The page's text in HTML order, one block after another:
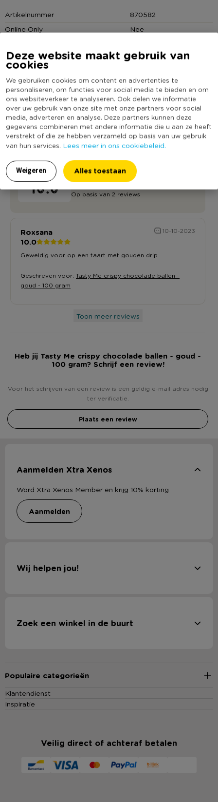
Deze website maakt gebruik van
cookies
We gebruiken cookies om content en advertenties te
personaliseren, om functies voor social media te bieden en om
ons websiteverkeer te analyseren. Ook delen we informatie
over uw gebruik van onze site met onze partners voor social
media, adverteren en analyse. Deze partners kunnen deze
gegevens combineren met andere informatie die u aan ze heeft
verstrekt of die ze hebben verzameld op basis van uw gebruik
van hun services. Lees meer in ons cookiebeleid.
Weigeren Alles toestaan
Artikelnummer
870582
Online Only
Nee
Merk
Tasty Me
Duurzaamheidsscore
bekend
Reviews
10.0 Op basis van 2 reviews
Roxsana 10-10-2023
10.0
Geweldig voor op een taart met gouden drip
Geschreven voor: Tasty Me crispy chocolade ballen -
goud - 100 gram
Toon meer reviews
Heb jij Tasty Me crispy chocolade ballen - goud -
100 gram? Schrijf een review!
Voor het schrijven van een review is een geldig e-mail adres nodig
ter verificatie.
Plaats een review
Aanmelden Xtra Xenos
Word Xtra Xenos Member en krijg 10% korting
aanmelden
Wij helpen jou!
Zoek een winkel in de buurt
Populaire categorieën
Klantendienst
Inspiratie
Veilig direct of achteraf betalen